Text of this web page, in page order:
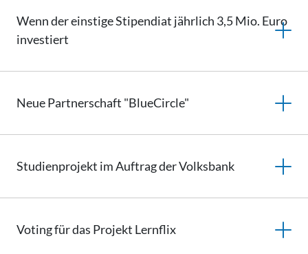
Wenn der einstige Stipendiat jährlich 3,5 Mio. Euro
investiert
Neue Partnerschaft "BlueCircle"
Studienprojekt im Auftrag der Volksbank
Voting für das Projekt Lernflix